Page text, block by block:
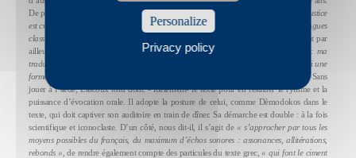
De prendre
non comme un manuscrit, mais comme une partition.
« L’injustice
est criante, dit encore Las coux. On joue la musique classique, on ne joue pas les langues
classiques. »
Car le traducteur helléniste est aussi musicien, et ses recherches portent par
ailleurs sur le rythme et la tonalité de la poésie homérique.
« Entendons nous : ma
traduction n’épouse pas le mètre du grec ancien, précise-t-il à Libération. J’ai choisi une
forme de vers libre, ou prose balancée, un chanté parlé le plus fluide possible ».
Sans
jouer à l’aède, Lascoux tord donc - idèlement- le texte pour en restituer le rythme et la
puissance d’évocation orale. Il adopte la posture de celui, comme Dèmodokos dans le
texte, qui doit captiver son auditoire en train de dîner. Sa démarche est double : à la fois
scientifique et iconoclaste. D’un côté, nous dit-il, il s’agit de« s’approcher par tous les
moyens possibles du français, du maximum d’échos sonores : assonances, allitérations,
rebonds » , de rendre également compte des particules du texte grec,« qui font le ciment
Personalize
Privacy policy